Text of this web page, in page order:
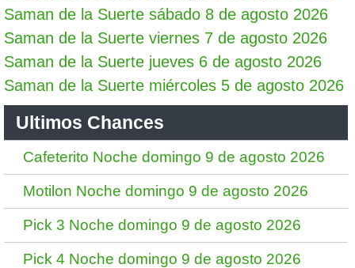
Saman de la Suerte sábado 8 de agosto 2026
Saman de la Suerte viernes 7 de agosto 2026
Saman de la Suerte jueves 6 de agosto 2026
Saman de la Suerte miércoles 5 de agosto 2026
Ultimos Chances
Cafeterito Noche domingo 9 de agosto 2026
Motilon Noche domingo 9 de agosto 2026
Pick 3 Noche domingo 9 de agosto 2026
Pick 4 Noche domingo 9 de agosto 2026